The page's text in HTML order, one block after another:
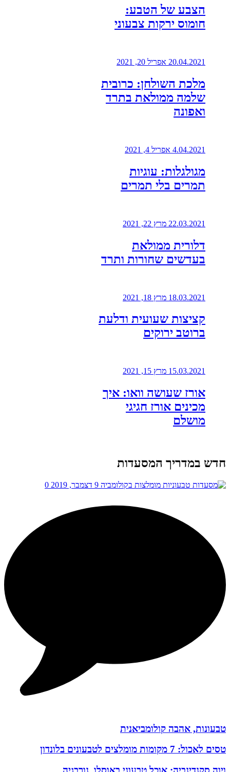
הצבע של הטבע:
חומוס ירקות צבעוני
20.04.2021 אפריל 20, 2021
מלכת השולחן: כרובית
שלמה ממולאת בתרד
ואפונה
4.04.2021 אפריל 4, 2021
מגולגלות: עוגיות
תמרים בלי תמרים
22.03.2021 מרץ 22, 2021
דלורית ממולאת
בעדשים שחורות ותרד
18.03.2021 מרץ 18, 2021
קציצות שעועית ודלעת
ברוטב ירוקים
15.03.2021 מרץ 15, 2021
אורז שעושה וואו: איך
מכינים אורז חגיגי
מושלם
חדש במדריך המסעדות
9 דצמבר, 2019 0
טבעונות, אהבה קולומביאנית
טסים לאכול: 7 מקומות מומלצים לטבעונים בלונדון